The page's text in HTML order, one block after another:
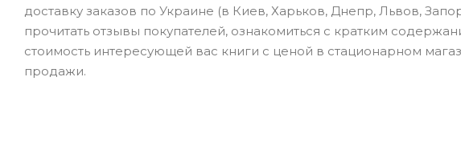
доставку заказов по Украине (в Киев, Харьков, Днепр, Львов,
прочитать отзывы покупателей, ознакомиться с кратким
стоимость интересующей вас книги с ценой в стационарном
продажи.